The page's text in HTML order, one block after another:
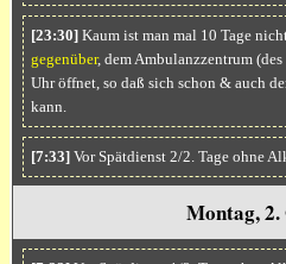
[23:30]Kaum ist man mal 10 Tage
gegenüber, dem Ambulanzzentrum
Uhr öffnet, so daß sich schon & auch
kann.
[7:33]Vor Spätdienst 2/2. Tage ohne
Montag,